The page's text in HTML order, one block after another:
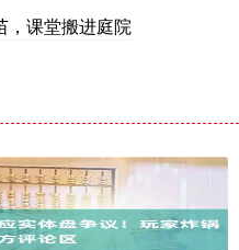
，课堂搬进庭院